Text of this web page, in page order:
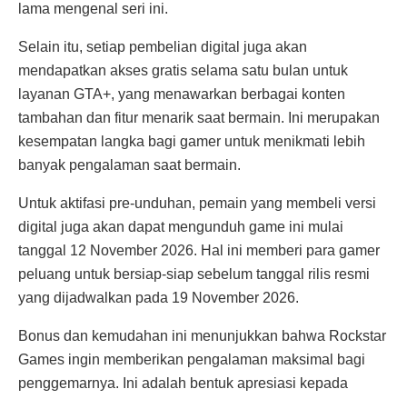
lama mengenal seri ini.
Selain itu, setiap pembelian digital juga akan
mendapatkan akses gratis selama satu bulan untuk
layanan GTA+, yang menawarkan berbagai konten
tambahan dan fitur menarik saat bermain. Ini merupakan
kesempatan langka bagi gamer untuk menikmati lebih
banyak pengalaman saat bermain.
Untuk aktifasi pre-unduhan, pemain yang membeli versi
digital juga akan dapat mengunduh game ini mulai
tanggal 12 November 2026. Hal ini memberi para gamer
peluang untuk bersiap-siap sebelum tanggal rilis resmi
yang dijadwalkan pada 19 November 2026.
Bonus dan kemudahan ini menunjukkan bahwa Rockstar
Games ingin memberikan pengalaman maksimal bagi
penggemarnya. Ini adalah bentuk apresiasi kepada